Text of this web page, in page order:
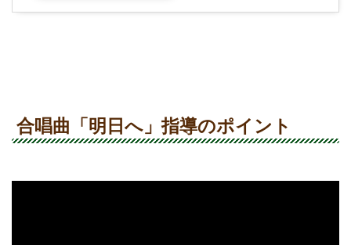
合唱曲「明日へ」指導のポイント